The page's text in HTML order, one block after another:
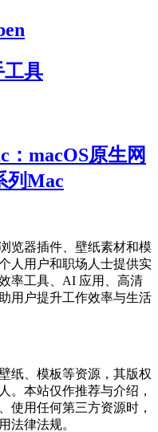
工具
macOS原生网
列Mac
览器插件、壁纸素材和模
人用户和职场人士提供实
率工具、AI 应用、高清
用户提升工作效率与生活
纸、模板等资源，其版权
。本站仅作推荐与介绍，
使用任何第三方资源时，
法律法规。